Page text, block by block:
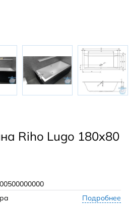
Riho Lugo 180x80
Подробнее